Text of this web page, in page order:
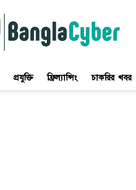
প্রযুক্তি ফ্রিল্যান্সিং চাকরির খবর